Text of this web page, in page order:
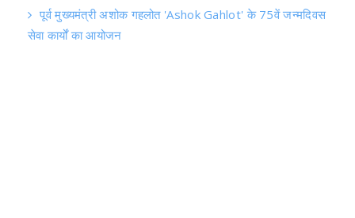
पूर्व मुख्यमंत्री अशोक गहलोत 'Ashok Gahlot' के 75वें जन्मदिवस
सेवा कार्यों का आयोजन